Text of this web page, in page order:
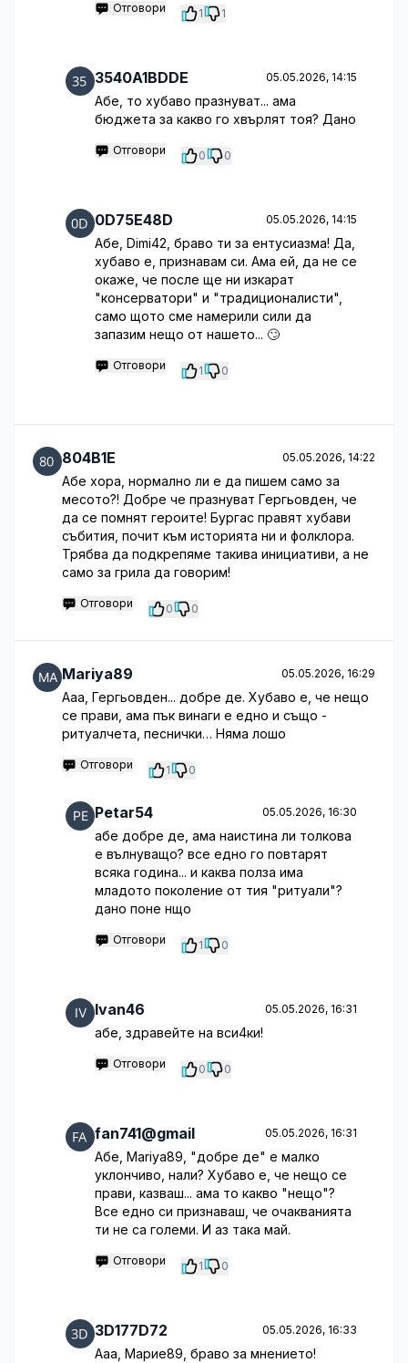
Отговори 1 1
3540A1BDDE 05.05.2026, 14:15
Абе, то хубаво празнуват... ама
бюджета за какво го хвърлят тоя? Дано
Отговори 0 0
0D75E48D 05.05.2026, 14:15
Абе, Dimi42, браво ти за ентусиазма! Да,
хубаво е, признавам си. Ама ей, да не се
окаже, че после ще ни изкарат
"консерватори" и "традиционалисти",
само щото сме намерили сили да
запазим нещо от нашето... 🙄
Отговори 1 0
804B1E 05.05.2026, 14:22
Абе хора, нормално ли е да пишем само за
месото?! Добре че празнуват Гергьовден, че
да се помнят героите! Бургас правят хубави
събития, почит към историята ни и фолклора.
Трябва да подкрепяме такива инициативи, а не
само за грила да говорим!
Отговори 0 0
Mariya89 05.05.2026, 16:29
Ааа, Гергьовден... добре де. Хубаво е, че нещо
се прави, ама пък винаги е едно и също -
ритуалчета, песнички… Няма лошо
Отговори 1 0
Petar54 05.05.2026, 16:30
абе добре де, ама наистина ли толкова
е вълнуващо? все едно го повтарят
всяка година... и каква полза има
младото поколение от тия "ритуали"?
дано поне нщо
Отговори 1 0
Ivan46 05.05.2026, 16:31
абе, здравейте на вси4ки!
Отговори 0 0
fan741@gmail 05.05.2026, 16:31
Абе, Mariya89, "добре де" е малко
уклончиво, нали? Хубаво е, че нещо се
прави, казваш... ама то какво "нещо"?
Все едно си признаваш, че очакванията
ти не са големи. И аз така май.
Отговори 1 0
3D177D72 05.05.2026, 16:33
Ааа, Марие89, браво за мнението!